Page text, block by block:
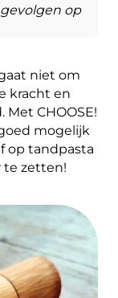
op
niet om
kracht en
CHOOSE!
mogelijk
op tandpasta
te zetten!